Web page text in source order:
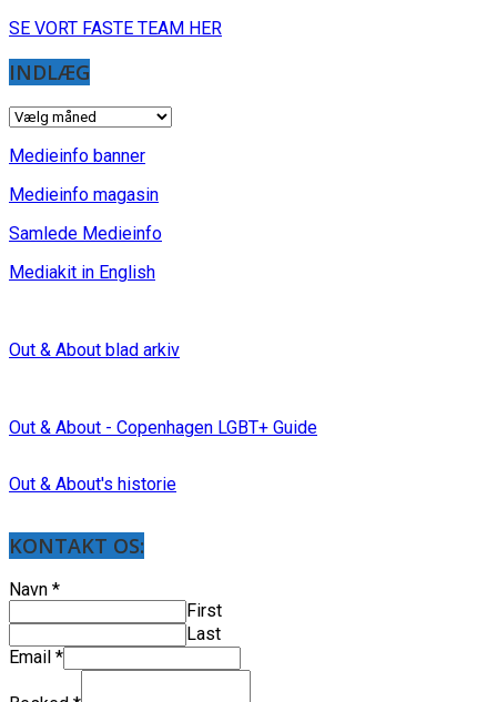
SE VORT FASTE TEAM HER
INDLÆG
INDLÆG
Medieinfo banner
Medieinfo magasin
Samlede Medieinfo
Mediakit in English
Out & About blad arkiv
Out & About - Copenhagen LGBT+ Guide
Out & About's historie
KONTAKT OS:
Navn *
First
Last
Email *